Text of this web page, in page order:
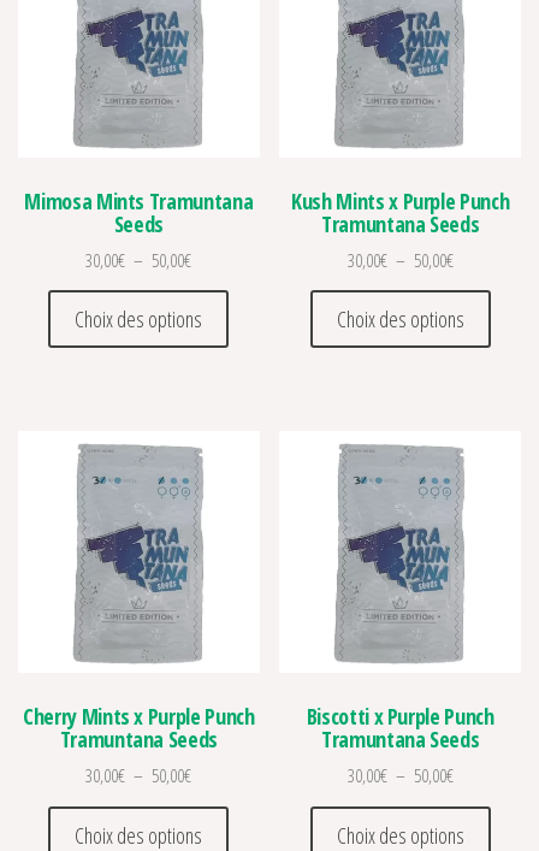
Mimosa Mints Tramuntana
Seeds
30,00€ – 50,00€Plage de prix : 30,00€ à 50,00€
Choix des options
Ce produit a plusieurs variations. Les
Kush Mints x Purple Punch
Tramuntana Seeds
30,00€ – 50,00€Plage de prix
Choix des options
Ce
Cherry Mints x Purple Punch
Tramuntana Seeds
30,00€ – 50,00€Plage de prix : 30,00€ à 50,00€
Choix des options
Ce produit a plusieurs variations. Les
Biscotti x Purple Punch
Tramuntana Seeds
30,00€ – 50,00€Plage de prix
Choix des options
Ce